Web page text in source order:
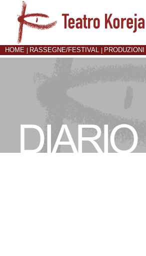
HOME RASSEGNE/FESTIVAL PRODUZIONI